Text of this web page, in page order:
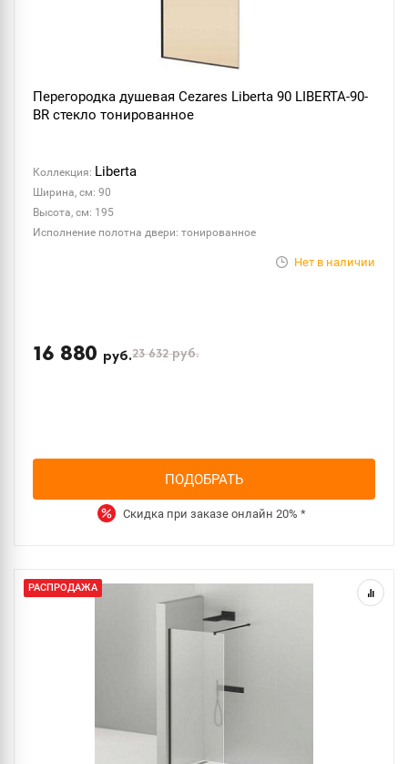
Перегородка душевая Cezares Liberta 90 LIBERTA-90-
BR стекло тонированное
Коллекция: Liberta
Ширина, см: 90
Высота, см: 195
Исполнение полотна двери: тонированное
Нет в наличии
16 880 руб.23 632руб.
ПОДОБРАТЬ
Скидка при заказе онлайн 20% *
РАСПРОДАЖА